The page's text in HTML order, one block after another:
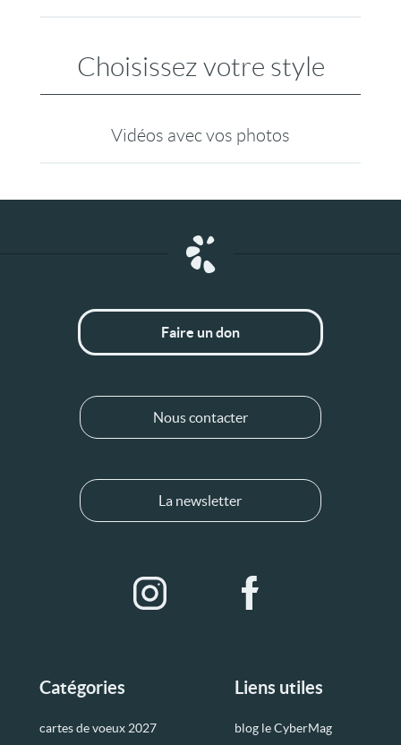
Choisissez votre style
Vidéos avec vos photos
Catégories
cartes de voeux 2027
Liens utiles
blog le CyberMag
Faire un don
Nous contacter
La newsletter